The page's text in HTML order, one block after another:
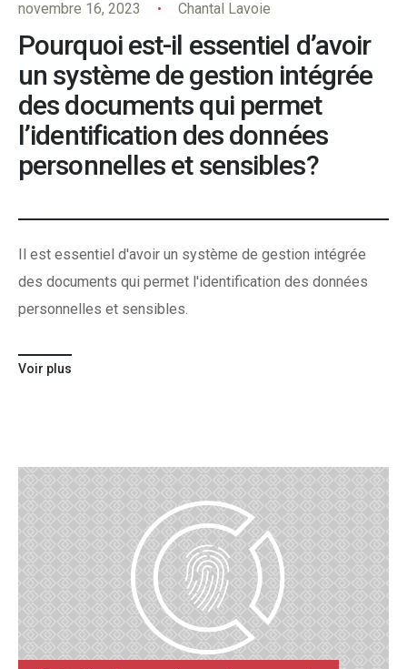
novembre 16, 2023 Chantal Lavoie
Pourquoi est-il essentiel d’avoir
un système de gestion intégrée
des documents qui permet
l’identification des données
personnelles et sensibles?
Il est essentiel d'avoir un système de gestion intégrée
des documents qui permet l'identification des données
personnelles et sensibles.
Voir plus